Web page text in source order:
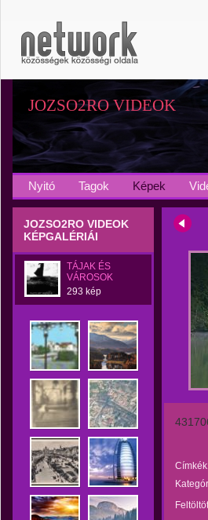
JOZSO2RO VIDEOK
Nyitó Tagok Képek
JOZSO2RO VIDEOK
KÉPGALÉRIÁI
TÁJAK ÉS
VÁROSOK
293 kép